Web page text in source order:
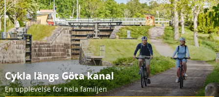
Cykla längs Göta kanal
En upplevelse för hela familjen